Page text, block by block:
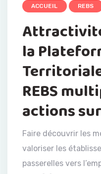
ACCUEIL REBS
la
REBS
actions
Faire découvrir les
valoriser les
passerelles vers